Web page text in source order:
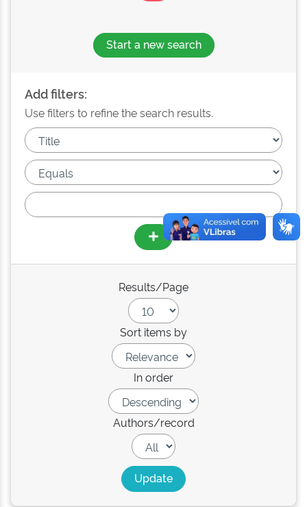
Start a new search
Add filters:
Use filters to refine the search results.
Results/Page
Sort items by
In order
Authors/record